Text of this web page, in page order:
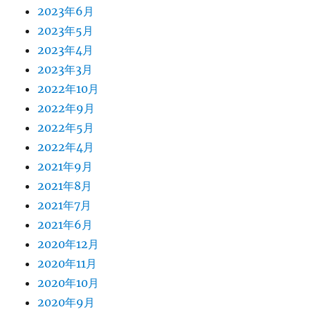
2023年6月
2023年5月
2023年4月
2023年3月
2022年10月
2022年9月
2022年5月
2022年4月
2021年9月
2021年8月
2021年7月
2021年6月
2020年12月
2020年11月
2020年10月
2020年9月